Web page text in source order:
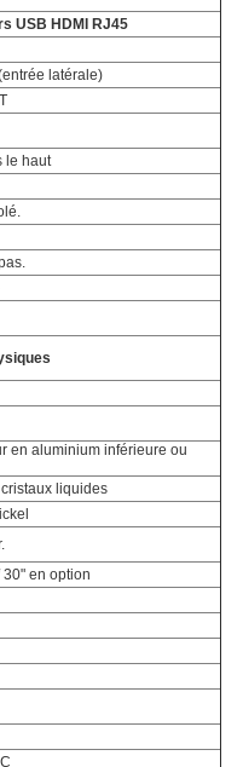
USB HDMI RJ45
latérale)
le haut
en aluminium inférieure ou
liquides
30" en option